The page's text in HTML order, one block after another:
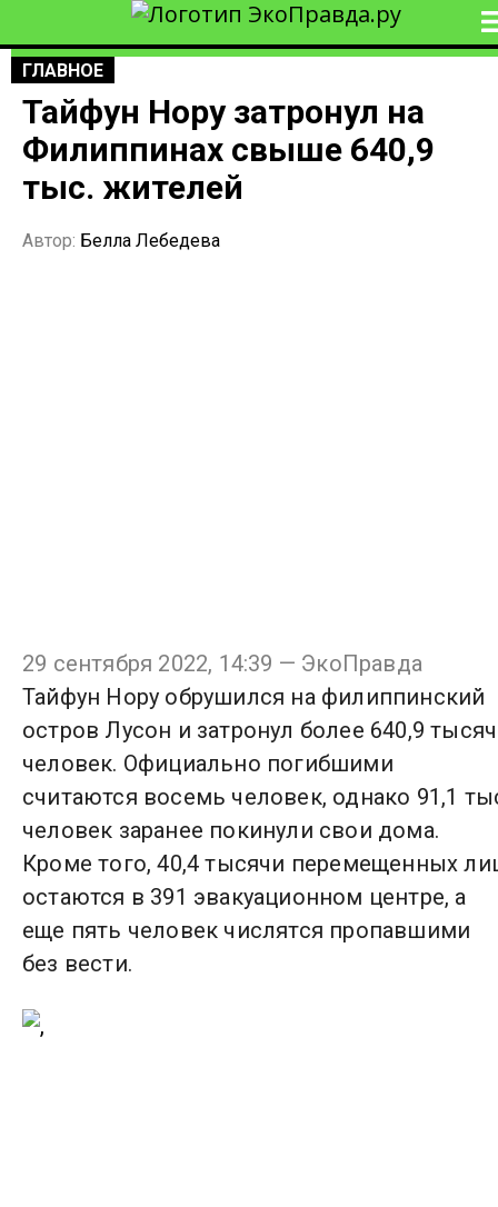
ГЛАВНОЕ
Тайфун Нору затронул на
Филиппинах свыше 640,9
тыс. жителей
Автор: Белла Лебедева
29 сентября 2022, 14:39 — ЭкоПравда
Тайфун Нору обрушился на филиппинский
остров Лусон и затронул более 640,9 тысяч
человек. Официально погибшими
считаются восемь человек, однако 91,1
человек заранее покинули свои дома.
Кроме того, 40,4 тысячи перемещенных
остаются в 391 эвакуационном центре, а
еще пять человек числятся пропавшими
без вести.